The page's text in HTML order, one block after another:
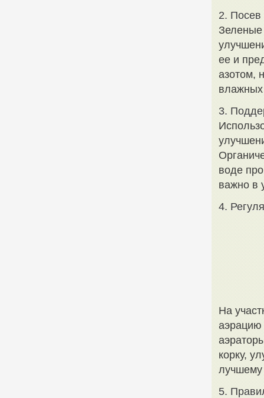
2. Посев
Зеленые
ее и
азотом,
влажных
3.
воде
важно в
4.
На
аэрацию
корку,
5.